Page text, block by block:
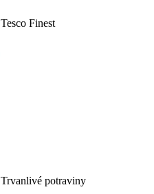
Tesco Finest
Trvanlivé potraviny